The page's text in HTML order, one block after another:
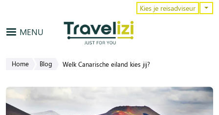
Overslaan en naar de inhoud gaan
MENU
Kies je reisadviseur
Home Blog Welk Canarische eiland kies jij?